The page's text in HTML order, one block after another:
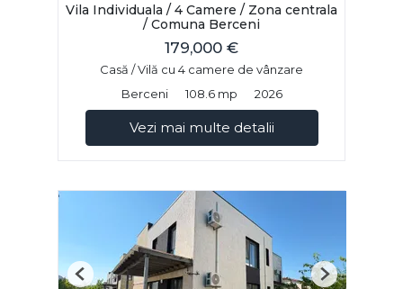
Vila Individuala / 4 Camere / Zona centrala
/ Comuna Berceni
179,000 €
Casă / Vilă cu 4 camere de vânzare
Berceni
108.6 mp 2026
Vezi mai multe detalii
Previous Next